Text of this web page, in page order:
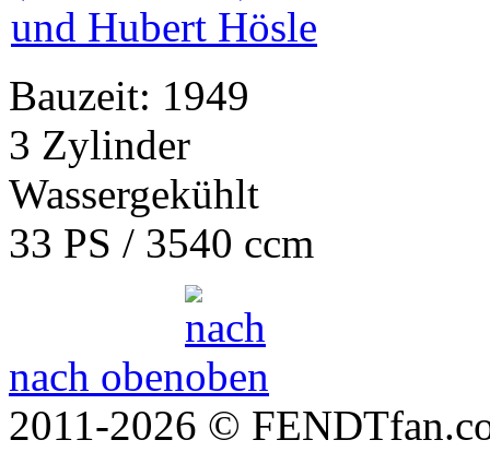
Bauzeit: 1949
3 Zylinder
Wassergekühlt
33 PS / 3540 ccm
nach oben
2011-2026 ©